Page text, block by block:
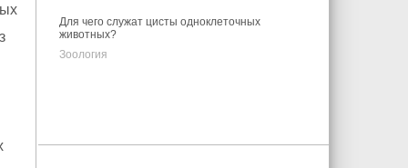
Для чего служат цисты одноклеточных
животных?
Зоология